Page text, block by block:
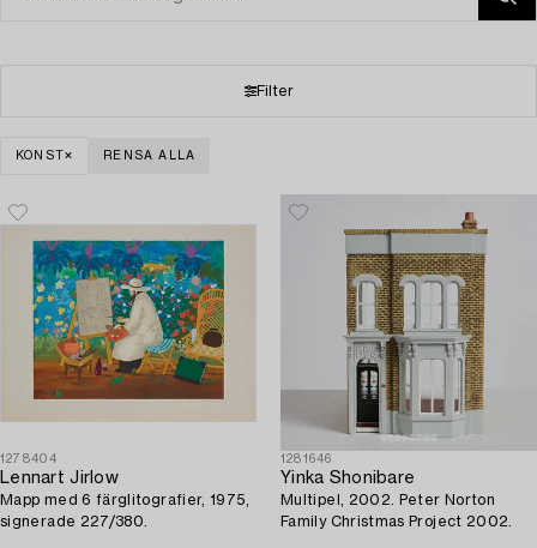
Filter
KONST RENSA ALLA
1278404
Lennart Jirlow
Mapp med 6 färglitografier, 1975,
signerade 227/380.
1281646
Yinka Shonibare
Multipel, 2002. Peter Norton
Family Christmas Project 2002.